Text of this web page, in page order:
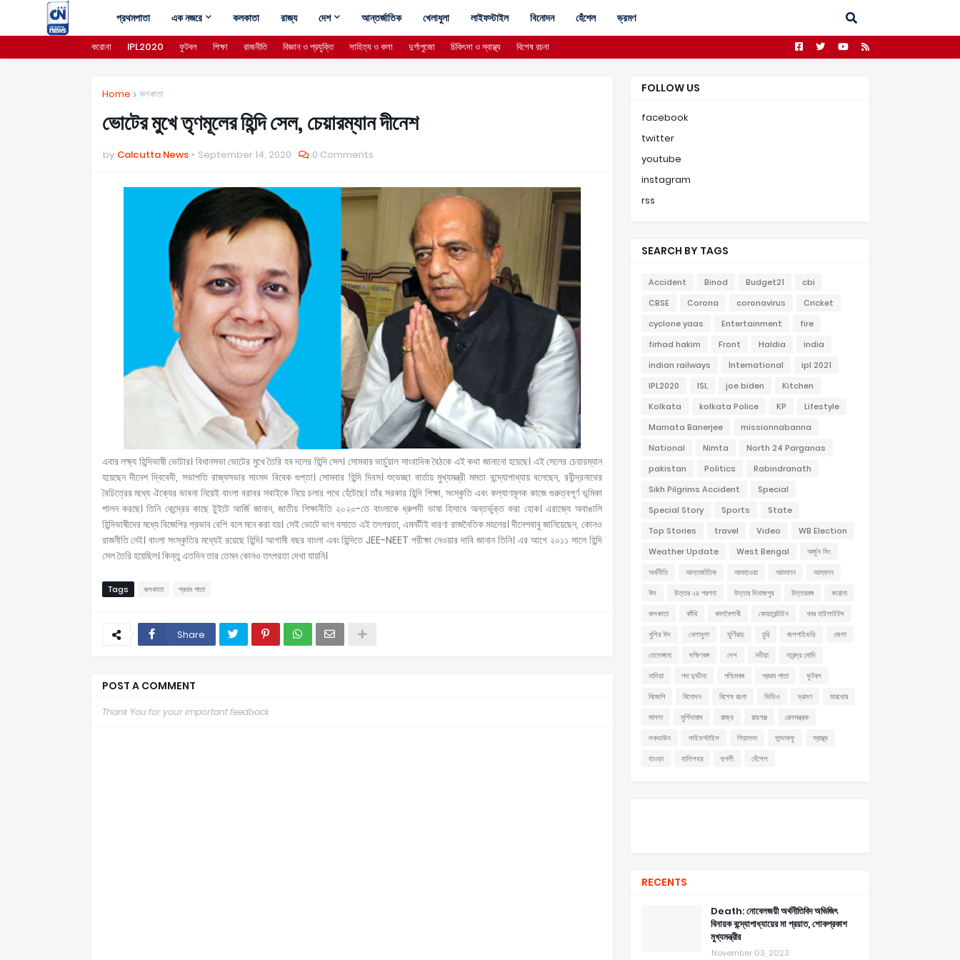
প্রথমপাতা এক নজরে কলকাতা রাজ্য দেশ আন্তর্জাতিক খেলাধুলা লাইফস্টাইল বিনোদন হেঁশেল ভ্রমণ
করোনা IPL2020 ফুটবল শিক্ষা রাজনীতি বিজ্ঞান ও প্রযুক্তি সাহিত্য ও কলা দুর্গাপুজো চিকিৎসা ও স্বাস্থ্য বিশেষ রচনা
Home কলকাতা
ভোটের মুখে তৃণমূলের হিন্দি সেল, চেয়ারম্যান দীনেশ
by Calcutta News September 14, 2020 0 Comments
এবার লক্ষ্য হিন্দিভাষী ভোটার। বিধানসভা ভোটের মুখে তৈরি হব দলের হিন্দি সেল। সোমবার ভার্চুয়াল সাংবাদিক বৈঠকে এই কথা জানানো হয়েছে। এই সেলের চেয়ারম্যান
হয়েছেন দীনেশ দ্বিবেদী, সভাপতি রাজ্যসভার সাংসদ বিবেক গুপ্তা। সোমবার হিন্দি দিবস। শুভেচ্ছা বার্তায় মুখ্যমন্ত্রী মমতা বন্দ্যোপাধ্যায় বলেছেন, রবীন্দ্রনাথের
বৈচিত্রের মধ্যে ঐক্যের ভাবনা নিয়েই বাংলা বরাবর সবাইকে নিয়ে চলার পথে হেঁটেছে। তাঁর সরকার হিন্দি শিক্ষা, সংস্কৃতি এবং কল্যাণমূলক কাজে গুরুত্বপূর্ণ ভূমিকা
পালন করছে। তিনি কেন্দ্রের কাছে টুইটে আর্জি জানান, জাতীয় শিক্ষানীতি ২০২০-তে বাংলাকে ধ্রুপদী ভাষা হিসাবে অন্তর্ভুক্ত করা হোক। এরাজ্যে অবাঙালি
হিন্দিভাষীদের মধ্যে বিজেপির প্রভাব বেশি বলে মনে করা হয়। সেই ভোটে ভাগ বসাতে এই তৎপরতা, এমনটীই ধারণা রাজনৈতিক মহলের। দীনেশবাবু জানিয়েছেন, কোনও
রাজনীতি নেই। বাংলা সংস্কৃতির মধ্যেই রয়েছে হিন্দি। আগামী বছর বাংলা এবং হিন্দিতে JEE-NEET পরীক্ষা নেওয়ার দাবি জানান তিনি। এর আগে ২০১১ সালে হিন্দি
সেল তৈরি হয়েছিল। কিন্তু এতদিন তার তেমন কোনও তৎপরতা দেখা যায়নি।
Tags কলকাতা প্রথম পাতা
Share
POST A COMMENT
Thank You for your important feedback
FOLLOW US
facebook
twitter
youtube
instagram
rss
SEARCH BY TAGS
Accident Binod Budget21
cbi
CBSE
Corona coronavirus
Cricket
cyclone yaas
Entertainment
fire
firhad hakim
Front Haldia
india
indian railways
International
ipl 2021
IPL2020
ISL joe biden
Kitchen
Kolkata
kolkata Police KP
Lifestyle
Mamata Banerjee
missionnabanna
National
Nimta
North 24 Parganas
pakistan
Politics
Rabindranath
Sikh Pilgrims Accident
Special
Special Story
Sports
State
Top Stories
travel Video
WB Election
Weather Update
West Bengal
অর্জুন সিং
অর্থনীতি
আন্তর্জাতিক আবহাওয়া আমফান
আম্ফান
ঈদ
উত্তর ২৪ পরগনা উত্তর দিনাজপুর উত্তরবঙ্গ
করোনা
কলকাতা
কাঁথি কালবৈশাখী কোয়ারেন্টাইন
খবর হাইলাইটস
খুশির ঈদ
খেলাধুলা ঘূর্ণিঝড় চুরি জলপাইগুড়ি
জেলা
তেলেঙ্গানা
দক্ষিণবঙ্গ দেশ নদীয়া
নরেন্দ্র মোদি
নাদিয়া
পথ দুর্ঘটনা পশ্চিমবঙ্গ প্রথম পাতা
ফুটবল
বিজেপি
বিনোদন বিশেষ রচনা ভিডিও ভ্রমণ
মারধোর
মালদা
মুর্শিদাবাদ রাজ্য রায়গঞ্জ
রেলমন্ত্রক
লকডাউন
লাইফস্টাইল শিয়ালদা সান্দাকফু
স্বাস্থ্য
হাওড়া
হালিশহর হুগলী হেঁশেল
RECENTS
Death: নোবেলজয়ী অর্থনীতিবিদ অভিজিৎ
বিনায়ক বন্দ্যোপাধ্যায়ের মা প্রয়াত, শোকপ্রকাশ
মুখ্যমন্ত্রীর
November 03, 2023